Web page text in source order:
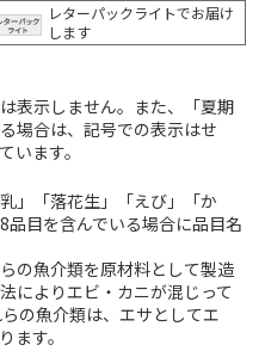
レターパックライトでお届け
します
表示しません。また、「夏期
場合は、記号での表示はせ
います。
」「落花生」「えび」「か
目を含んでいる場合に品目名
の魚介類を原材料として製造
によりエビ・カニが混じって
の魚介類は、エサとしてエ
ます。